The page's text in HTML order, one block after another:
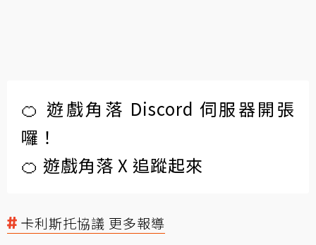
🍊 遊戲角落 Discord 伺服器開張
囉！
🍊 遊戲角落 X 追蹤起來
卡利斯托協議 更多報導